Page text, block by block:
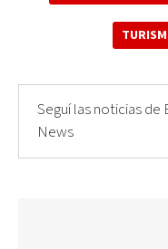
Seguí las noticias
News